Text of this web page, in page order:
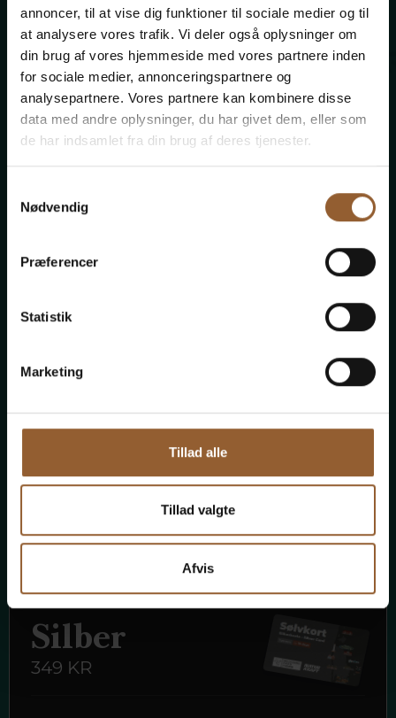
annoncer, til at vise dig funktioner til sociale medier og til
at analysere vores trafik. Vi deler også oplysninger om
din brug af vores hjemmeside med vores partnere inden
for sociale medier, annonceringspartnere og
analysepartnere. Vores partnere kan kombinere disse
data med andre oplysninger, du har givet dem, eller som
de har indsamlet fra din brug af deres tjenester.
Nødvendig
Præferencer
Statistik
Marketing
Tillad alle
Tillad valgte
Afvis
Mehr Infos
Gold
12 Monate freier Eintritt in alle unsere
Geeignet für den Bork-Wikinger-Markt,
Mehr Infos
Silber
349 KR